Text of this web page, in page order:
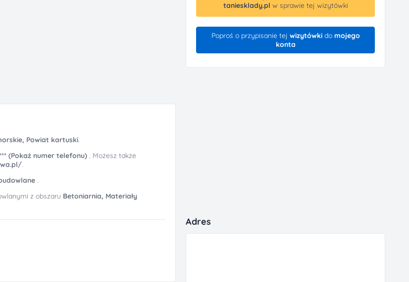
Powiat kartuski.
(Pokaż numer telefonu) . Możesz także
.
.
z obszaru Betoniarnia, Materiały
taniesklady.pl w sprawie tej wizytówki
Poproś o przypisanie tej wizytówkido mojego
konta
Adres